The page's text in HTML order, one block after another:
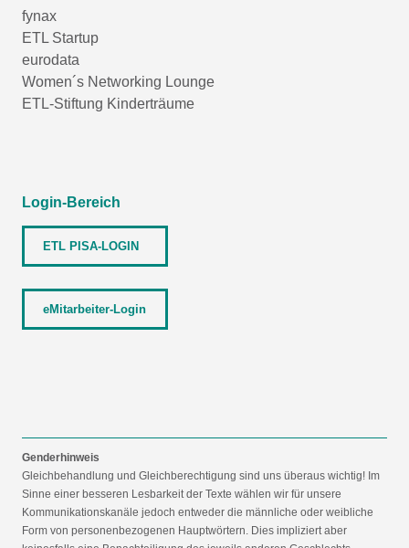
fynax
ETL Startup
eurodata
Women´s Networking Lounge
ETL-Stiftung Kinderträume
Login-Bereich
ETL PISA-LOGIN
eMitarbeiter-Login
Genderhinweis
Gleichbehandlung und Gleichberechtigung sind uns überaus wichtig! Im
Sinne einer besseren Lesbarkeit der Texte wählen wir für unsere
Kommunikationskanäle jedoch entweder die männliche oder weibliche
Form von personenbezogenen Hauptwörtern. Dies impliziert aber